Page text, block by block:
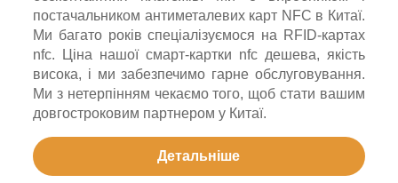
постачальником антиметалевих карт NFC в Китаї.
Ми багато років спеціалізуємося на RFID-картах
nfc. Ціна нашої смарт-картки nfc дешева, якість
висока, і ми забезпечимо гарне обслуговування.
Ми з нетерпінням чекаємо того, щоб стати вашим
довгостроковим партнером у Китаї.
Детальніше